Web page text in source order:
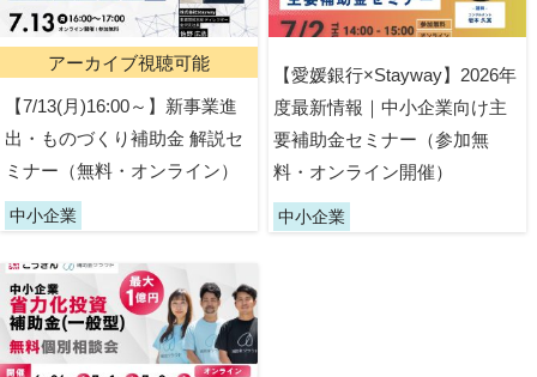
アーカイブ視聴可能
【7/13(月)16:00～】新事業進
出・ものづくり補助金 解説セ
ミナー（無料・オンライン）
中小企業
【愛媛銀行×Stayway】2026年
度最新情報｜中小企業向け主
要補助金セミナー（参加無
料・オンライン開催）
中小企業